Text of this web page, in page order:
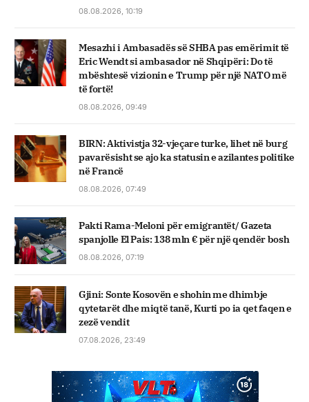
08.08.2026, 10:19
Mesazhi i Ambasadës së SHBA pas emërimit të
Eric Wendt si ambasador në Shqipëri: Do të
mbështesë vizionin e Trump për një NATO më
të fortë!
08.08.2026, 09:49
BIRN: Aktivistja 32-vjeçare turke, lihet në burg
pavarësisht se ajo ka statusin e azilantes politike
në Francë
08.08.2026, 07:49
Pakti Rama-Meloni për emigrantët/ Gazeta
spanjolle El Pais: 138 mln € për një qendër bosh
08.08.2026, 07:19
Gjini: Sonte Kosovën e shohin me dhimbje
qytetarët dhe miqtë tanë, Kurti po ia qet faqen e
zezë vendit
07.08.2026, 23:49